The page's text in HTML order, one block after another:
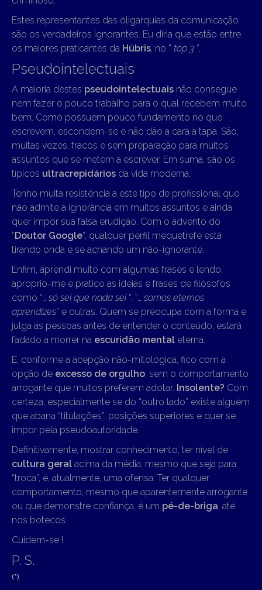
Estes representantes das oligarquias da comunicação
são os verdadeiros ignorantes. Eu diria que estão entre
os maiores praticantes da Húbris , no ” top 3 “.
Pseudointelectuais
A maioria destes pseudointelectuais não consegue
nem fazer o pouco trabalho para o qual recebem muito
bem. Como possuem pouco fundamento no que
escrevem, escondem-se e não dão a cara a tapa. São,
muitas vezes, fracos e sem preparação para muitos
assuntos que se metem a escrever. Em suma, são os
típicos ultracrepidários da vida moderna.
Tenho muita resistência a este tipo de profissional que
não admite a ignorância em muitos assuntos e ainda
quer impor sua falsa erudição. Com o advento do
“Doutor Google“, qualquer perfil mequetrefe está
tirando onda e se achando um não-ignorante.
Enfim, aprendi muito com algumas frases e lendo,
aproprio-me e pratico as ideias e frases de filósofos
como “… só sei que nada sei“, “… somos eternos
aprendizes” e outras. Quem se preocupa com a forma e
julga as pessoas antes de entender o conteúdo, estará
fadado a morrer na escuridão mental eterna.
E, conforme a acepção não-mitológica, fico com a
opção de excesso de orgulho , sem o comportamento
arrogante que muitos preferem adotar. Insolente? Com
certeza, especialmente se do “outro lado” existe alguém
que abana “titulações”, posições superiores e quer se
impor pela pseudoautoridade.
Definitivamente, mostrar conhecimento, ter nível de
cultura geral acima da média, mesmo que seja para
“troca”, é, atualmente, uma ofensa. Ter qualquer
comportamento, mesmo que aparentemente arrogante
ou que demonstre confiança, é um pé-de-briga , até
nos botecos.
Cuidem-se !
P. S.
(*)